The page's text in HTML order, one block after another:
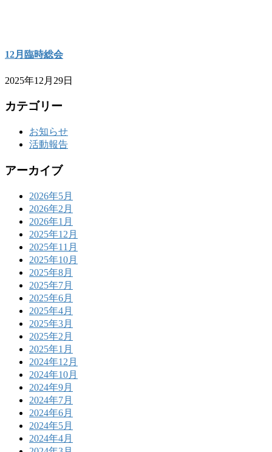
12月臨時総会
2025年12月29日
カテゴリー
お知らせ
活動報告
アーカイブ
2026年5月
2026年2月
2026年1月
2025年12月
2025年11月
2025年10月
2025年8月
2025年7月
2025年6月
2025年4月
2025年3月
2025年2月
2025年1月
2024年12月
2024年10月
2024年9月
2024年7月
2024年6月
2024年5月
2024年4月